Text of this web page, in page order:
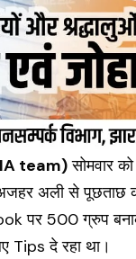
team)सोमवार
अली से
पर 500 ग्रुप
Tips दे रहा था।